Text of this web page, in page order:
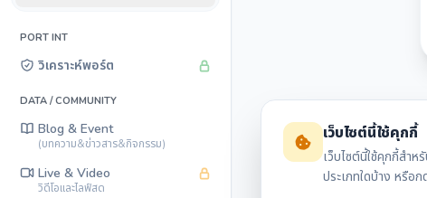
PORT INT
วิเคราะห์พอร์ต
DATA / COMMUNITY
Blog & Event
(บทความ&ข่าวสาร&กิจกรรม)
Live & Video
วิดีโอและไลฟ์สด
เว็บไซต์นี้ใช้คุกกี้
เว็บไซต์นี้ใช้คุกกี้สำ
ประเภทใดบ้าง หรือก